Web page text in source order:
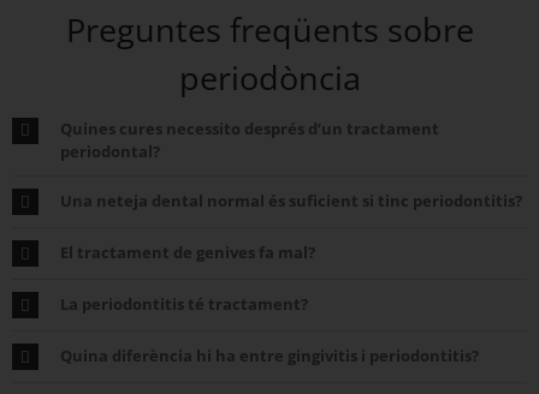
Preguntes freqüents sobre
periodòncia
Quines cures necessito després d’un tractament
periodontal?
Una neteja dental normal és suficient si tinc periodontitis?
El tractament de genives fa mal?
La periodontitis té tractament?
Quina diferència hi ha entre gingivitis i periodontitis?